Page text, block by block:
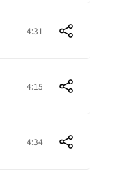
4:31
4:15
4:34